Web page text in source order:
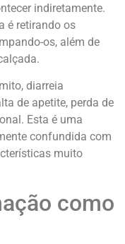
indiretamente.
é retirando os
os, além de
diarreia
de apetite, perda de
Esta é uma
confundida com
muito
como